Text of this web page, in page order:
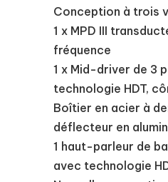
Conception à trois
1 x MPD III
fréquence
1 x Mid-driver de 3
technologie HDT,
Boîtier en acier à
déflecteur en
1 haut-parleur de
avec technologie